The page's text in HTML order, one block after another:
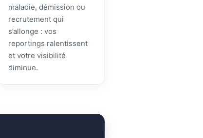
maladie, démission ou
recrutement qui
s’allonge : vos
reportings ralentissent
et votre visibilité
diminue.